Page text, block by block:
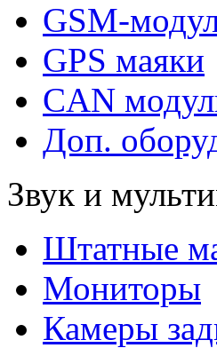
GSM-
GPS маяки
CAN
Доп.
Звук и
Штатные
Мониторы
Камеры